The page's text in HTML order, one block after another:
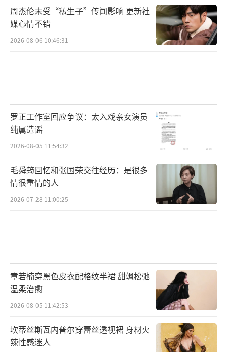
周杰伦未受“私生子”传闻影响 更新社
媒心情不错
2026-08-06 10:46:31
罗正工作室回应争议：太入戏亲女演员
纯属造谣
2026-08-05 11:54:32
毛舜筠回忆和张国荣交往经历：是很多
情很重情的人
2026-07-28 11:00:25
章若楠穿黑色皮衣配格纹半裙 甜飒松弛
温柔治愈
2026-08-05 11:42:53
坎蒂丝斯瓦内普尔穿蕾丝透视裙 身材火
辣性感迷人